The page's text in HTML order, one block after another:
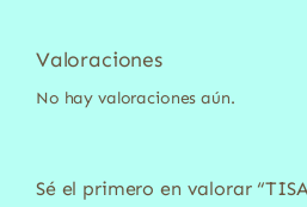
Valoraciones
No hay valoraciones aún.
Sé el primero en valorar